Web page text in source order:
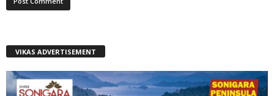
VIKAS ADVERTISEMENT